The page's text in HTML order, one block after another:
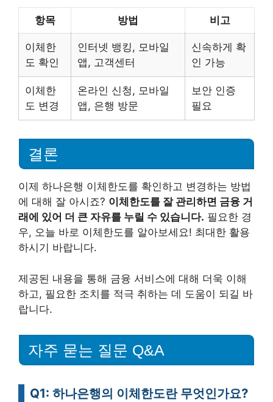
항목 방법 비고
이체한
도 확인
인터넷 뱅킹, 모바일
앱, 고객센터
신속하게 확
인 가능
이체한
도 변경
온라인 신청, 모바일
앱, 은행 방문
보안 인증
필요
결론
이제 하나은행 이체한도를 확인하고 변경하는 방법
에 대해 잘 아시죠? 이체한도를 잘 관리하면 금융 거
래에 있어 더 큰 자유를 누릴 수 있습니다. 필요한 경
우, 오늘 바로 이체한도를 알아보세요! 최대한 활용
하시기 바랍니다.
제공된 내용을 통해 금융 서비스에 대해 더욱 이해
하고, 필요한 조치를 적극 취하는 데 도움이 되길 바
랍니다.
자주 묻는 질문 Q&A
Q1: 하나은행의 이체한도란 무엇인가요?